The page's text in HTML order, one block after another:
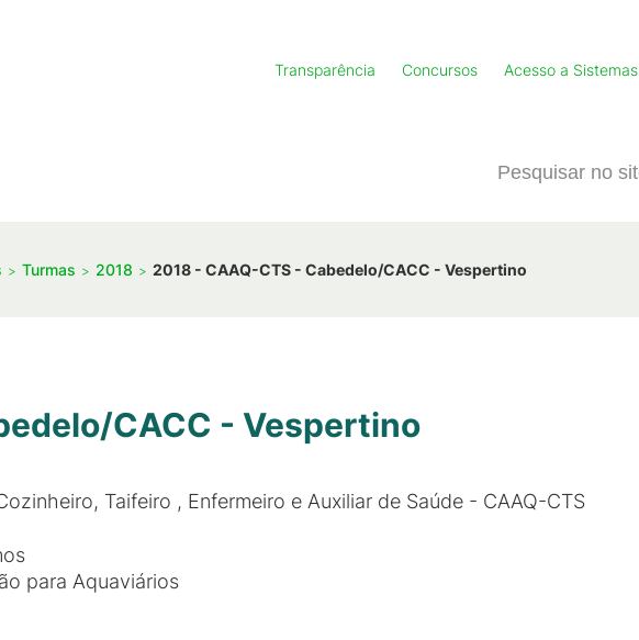
Transparência Concursos Acesso a Sistemas
Turmas 2018 2018 - CAAQ-CTS - Cabedelo/CACC - Vespertino
CACC - Vespertino
Taifeiro , Enfermeiro e Auxiliar de Saúde - CAAQ-CTS
para Aquaviários